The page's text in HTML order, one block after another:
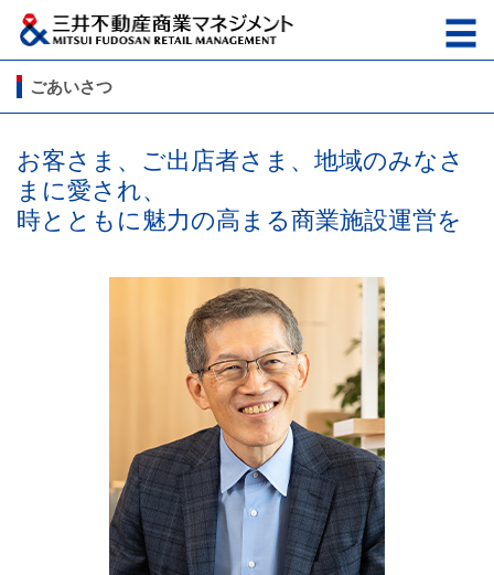
ごあいさつ
お客さま、ご出店者さま、地域のみなさ
まに愛され、
時とともに魅力の高まる商業施設運営を